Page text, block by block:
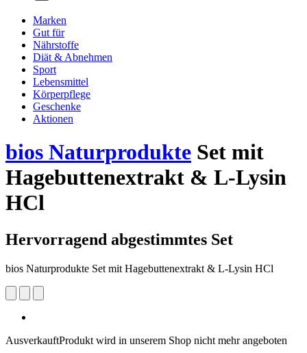
Marken
Gut für
Nährstoffe
Diät & Abnehmen
Sport
Lebensmittel
Körperpflege
Geschenke
Aktionen
bios Naturprodukte Set mit
Hagebuttenextrakt & L-Lysin
HCl
Hervorragend abgestimmtes Set
bios Naturprodukte Set mit Hagebuttenextrakt & L-Lysin HCl
AusverkauftProdukt wird in unserem Shop nicht mehr angeboten